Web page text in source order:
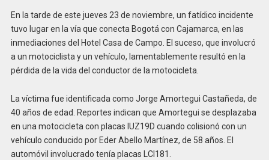
En la tarde de este jueves 23 de noviembre, un fatídico incidente
tuvo lugar en la vía que conecta Bogotá con Cajamarca, en las
inmediaciones del Hotel Casa de Campo. El suceso, que involucró
a un motociclista y un vehículo, lamentablemente resultó en la
pérdida de la vida del conductor de la motocicleta.
La víctima fue identificada como Jorge Amortegui Castañeda, de
40 años de edad. Reportes indican que Amortegui se desplazaba
en una motocicleta con placas IUZ19D cuando colisionó con un
vehículo conducido por Eder Abello Martínez, de 58 años. El
automóvil involucrado tenía placas LCI181.